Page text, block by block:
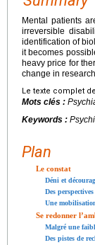
Mental patients
irreversible
identification of
it becomes
heavy price for
change in
Le texte complet
Mots clés :
Keywords :
Plan
Le constat
Déni et
Des
Une
Se redonner
Malgré une
Des pistes de